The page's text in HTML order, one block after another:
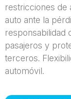
restricciones de
auto ante la
responsabilidad
pasajeros y
terceros.
automóvil.